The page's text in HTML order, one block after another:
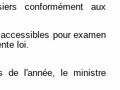
conformément aux
pour examen
loi.
de l'année, le ministre